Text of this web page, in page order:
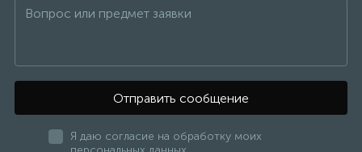
Отправить сообщение
Я даю согласие на обработку моих